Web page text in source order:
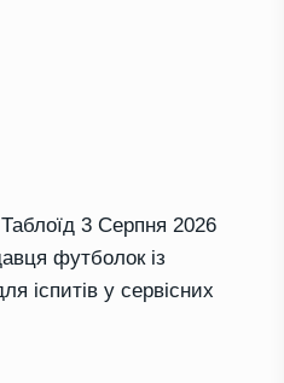
Таблоїд 3 Серпня 2026
футболок із
іспитів у сервісних